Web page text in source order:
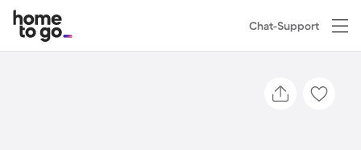
Chat-Support